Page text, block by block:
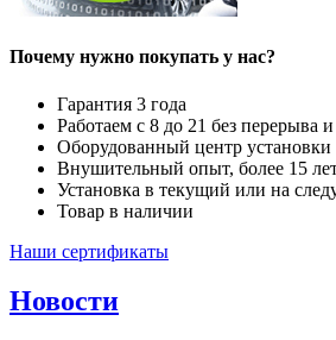
Почему нужно покупать у нас?
Гарантия 3 года
Работаем с 8 до 21 без перерыва
Оборудованный центр установки
Внушительный опыт, более 15
Установка в текущий или на
Товар в наличии
Наши сертификаты
Новости